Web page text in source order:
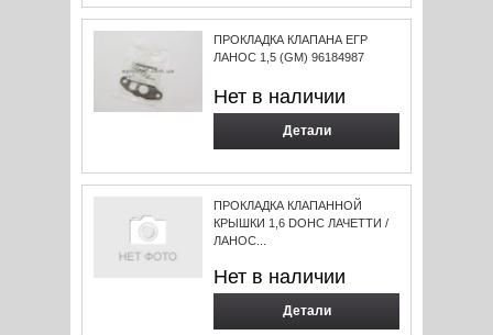
ПРОКЛАДКА КЛАПАНА ЕГР
ЛАНОС 1,5 (GM) 96184987
Нет в наличии
Детали
ПРОКЛАДКА КЛАПАННОЙ
КРЫШКИ 1,6 DOHC ЛАЧЕТТИ /
ЛАНОС...
Нет в наличии
Детали